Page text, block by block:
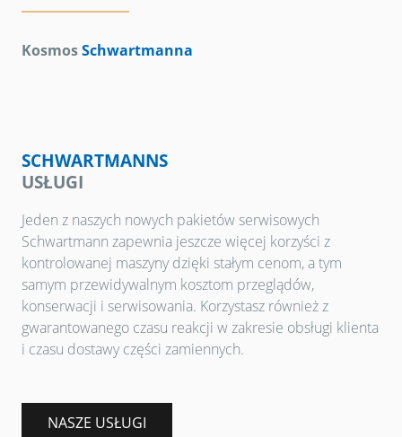
KosmosSchwartmanna
SCHWARTMANNS
USŁUGI
Jeden z naszych nowych pakietów serwisowych
Schwartmann zapewnia jeszcze więcej korzyści z
kontrolowanej maszyny dzięki stałym cenom, a tym
samym przewidywalnym kosztom przeglądów,
konserwacji i serwisowania. Korzystasz również z
gwarantowanego czasu reakcji w zakresie obsługi klienta
i czasu dostawy części zamiennych.
NASZE USŁUGI